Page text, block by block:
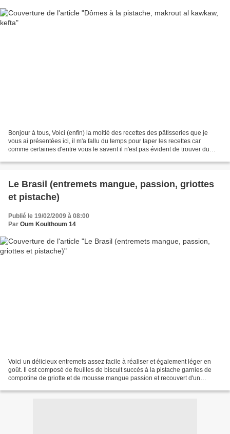
Bonjour à tous, Voici (enfin) la moitié des recettes des pâtisseries que je
vous ai présentées ici, il m'a fallu du temps pour taper les recettes car
comme certaines d'entre vous le savent il n'est pas évident de trouver du
Le Brasil (entremets mangue, passion, griottes
et pistache)
Publié le 19/02/2009 à 08:00
Par Oum Koulthoum 14
Voici un délicieux entremets assez facile à réaliser et également léger en
goût. Il est composé de feuilles de biscuit succès à la pistache garnies de
compotine de griotte et de mousse mangue passion et recouvert d'un